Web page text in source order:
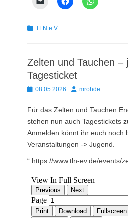
Kategorien
TLN e.V.
Zelten und Tauchen –
Tagesticket
Posted
08.05.2026 Autormrohde
Für das Zelten und Tauchen
stehen nun auch Tagestickets
Anmelden könnt ihr euch noch
Veranstaltungen -> Jugend.
“ https://www.tln-ev.de/events/